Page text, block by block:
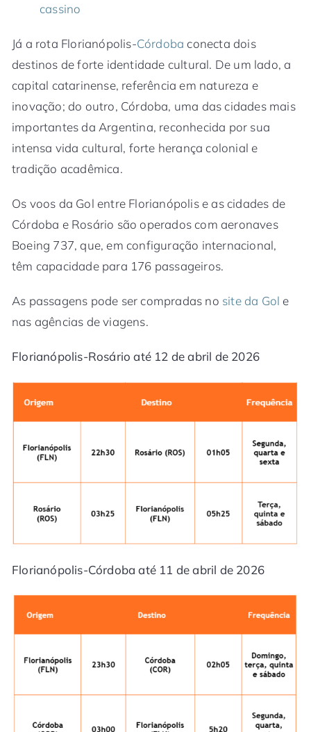
cassino
Já a rota Florianópolis-Córdoba conecta dois
destinos de forte identidade cultural. De um lado, a
capital catarinense, referência em natureza e
inovação; do outro, Córdoba, uma das cidades mais
importantes da Argentina, reconhecida por sua
intensa vida cultural, forte herança colonial e
tradição acadêmica.
Os voos da Gol entre Florianópolis e as cidades de
Córdoba e Rosário são operados com aeronaves
Boeing 737, que, em configuração internacional,
têm capacidade para 176 passageiros.
As passagens pode ser compradas no site da Gol e
nas agências de viagens.
Florianópolis-Rosário até 12 de abril de 2026
Florianópolis-Córdoba até 11 de abril de 2026